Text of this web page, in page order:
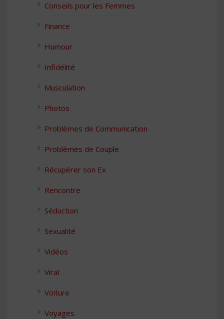
Conseils pour les Femmes
Finance
Humour
Infidélité
Musculation
Photos
Problèmes de Communication
Problèmes de Couple
Récupérer son Ex
Rencontre
Séduction
Sexualité
Vidéos
Viral
Voiture
Voyages